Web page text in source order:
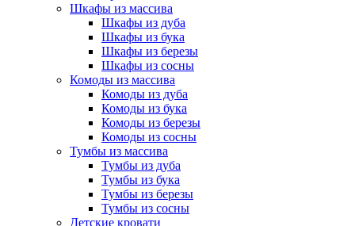
Шкафы из массива
Шкафы из дуба
Шкафы из бука
Шкафы из березы
Шкафы из сосны
Комоды из массива
Комоды из дуба
Комоды из бука
Комоды из березы
Комоды из сосны
Тумбы из массива
Тумбы из дуба
Тумбы из бука
Тумбы из березы
Тумбы из сосны
Детские кровати